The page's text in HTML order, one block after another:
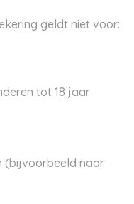
geldt niet voor:
tot 18 jaar
(bijvoorbeeld naar